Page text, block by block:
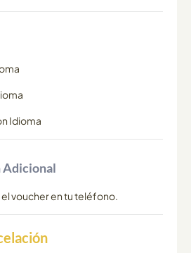
Idioma
voucher en tu teléfono.